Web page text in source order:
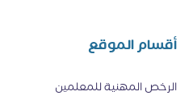
أقسام الموقع
الرخص المهنية للمعلمين